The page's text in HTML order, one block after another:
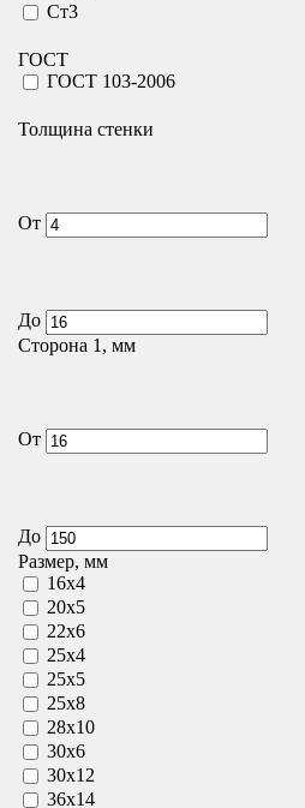
Ст3
ГОСТ
ГОСТ 103-2006
Толщина стенки
От
До
Сторона 1, мм
От
До
Размер, мм
16х4
20х5
22х6
25х4
25х5
25х8
28х10
30х6
30х12
36х14